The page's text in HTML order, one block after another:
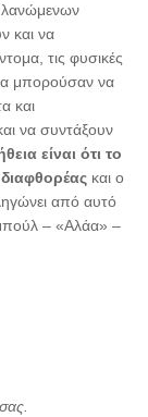
και να
τις φυσικές
μπορούσαν να
και
να συντάξουν
είναι ότι το
και ο
από αυτό
– «Αλάα» –